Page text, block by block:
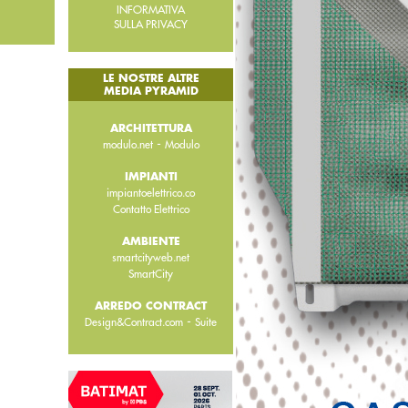
INFORMATIVA
SULLA PRIVACY
LE NOSTRE ALTRE
MEDIA PYRAMID
ARCHITETTURA
modulo.net- Modulo
IMPIANTI
impiantoelettrico.co
Contatto Elettrico
AMBIENTE
smartcityweb.net
SmartCity
ARREDO CONTRACT
Design&Contract.com -Suite